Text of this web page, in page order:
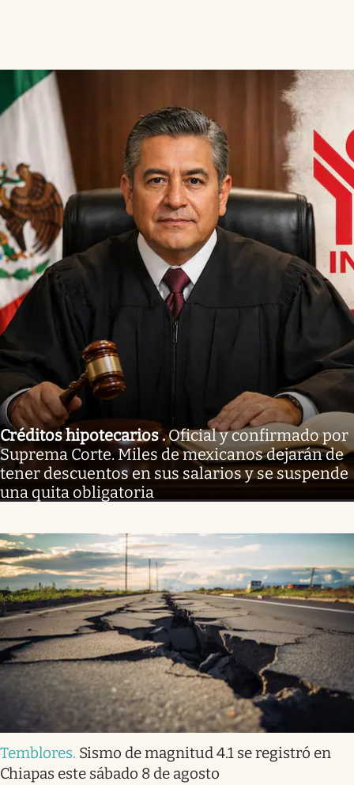
Créditos hipotecarios.Oficial y confirmado por
Suprema Corte. Miles de mexicanos dejarán de
tener descuentos en sus salarios y se suspende
una quita obligatoria
Temblores. Sismo de magnitud 4.1 se registró en
Chiapas este sábado 8 de agosto